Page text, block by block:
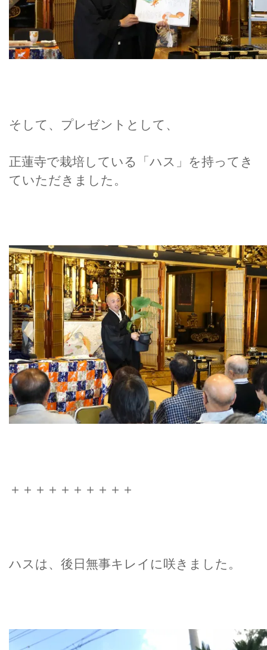
そして、プレゼントとして、
正蓮寺で栽培している「ハス」を持ってき
ていただきました。
＋＋＋＋＋＋＋＋＋＋
ハスは、後日無事キレイに咲きました。